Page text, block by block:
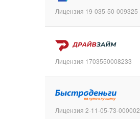
Лицензия 19-035-50-009325
Лицензия 1703550008233
Лицензия 2-11-05-73-000002